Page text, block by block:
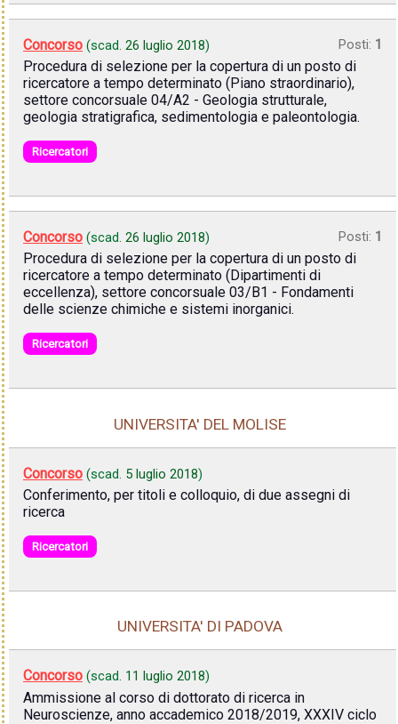
Concorso (scad. 26 luglio 2018) Posti: 1
Procedura di selezione per la copertura di un posto di
ricercatore a tempo determinato (Piano straordinario),
settore concorsuale 04/A2 - Geologia strutturale,
geologia stratigrafica, sedimentologia e paleontologia.
Ricercatori
Concorso (scad. 26 luglio 2018) Posti: 1
Procedura di selezione per la copertura di un posto di
ricercatore a tempo determinato (Dipartimenti di
eccellenza), settore concorsuale 03/B1 - Fondamenti
delle scienze chimiche e sistemi inorganici.
Ricercatori
UNIVERSITA' DEL MOLISE
Concorso (scad. 5 luglio 2018)
Conferimento, per titoli e colloquio, di due assegni di
ricerca
Ricercatori
UNIVERSITA' DI PADOVA
Concorso (scad. 11 luglio 2018)
Ammissione al corso di dottorato di ricerca in
Neuroscienze, anno accademico 2018/2019, XXXIV ciclo